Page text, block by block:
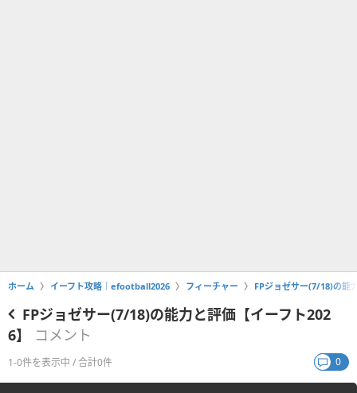
ホーム イーフト攻略｜efootball2026 フィーチャー FPジョゼサー(7/18)の能
FPジョゼサー(7/18)の能力と評価【イーフト202
6】
コメント
1-0件を表示中 / 合計0件 0